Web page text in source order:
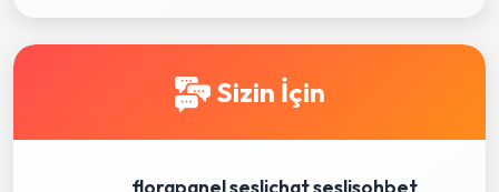
Sizin İçin